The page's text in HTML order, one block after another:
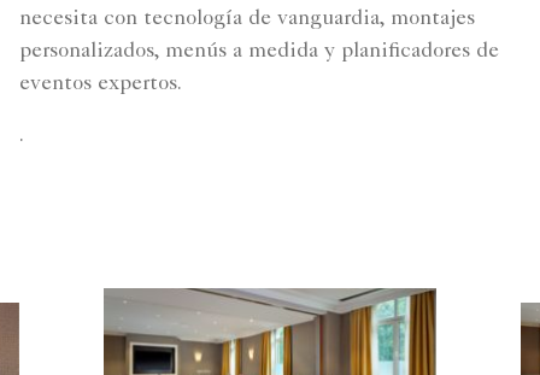
necesita con tecnología de vanguardia, montajes
personalizados, menús a medida y planificadores de
eventos expertos.
.